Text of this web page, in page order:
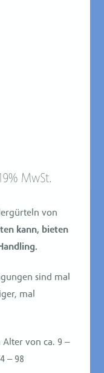
€.
MwSt.
von
kann, bieten
sind mal
mal
von ca. 9 –
– 98